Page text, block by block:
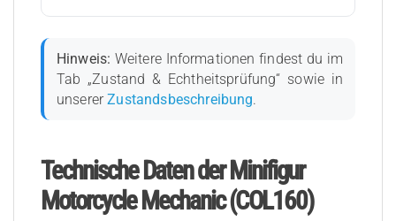
Hinweis: Weitere Informationen findest du im
Tab „Zustand & Echtheitsprüfung“ sowie in
unsererZustandsbeschreibung.
Technische Daten der Minifigur
Motorcycle Mechanic (COL160)